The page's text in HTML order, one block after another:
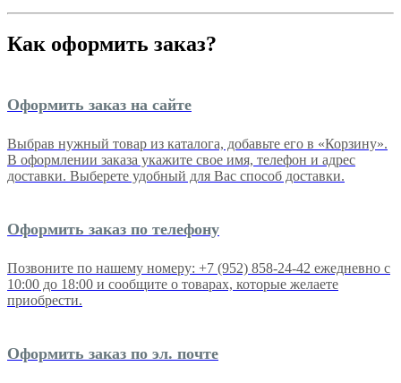
Как оформить заказ?
Оформить заказ на сайте
Выбрав нужный товар из каталога, добавьте его в «Корзину».
В оформлении заказа укажите свое имя, телефон и адрес
доставки. Выберете удобный для Вас способ доставки.
Оформить заказ по телефону
Позвоните по нашему номеру: +7 (952) 858-24-42 ежедневно с
10:00 до 18:00 и сообщите о товарах, которые желаете
приобрести.
Оформить заказ по эл. почте